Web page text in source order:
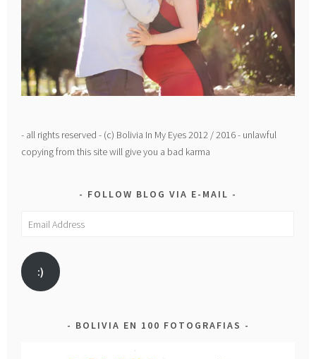
- all rights reserved - (c) Bolivia In My Eyes 2012 / 2016 - unlawful
copying from this site will give you a bad karma
FOLLOW BLOG VIA E-MAIL
Email
:)
BOLIVIA EN 100 FOTOGRAFIAS